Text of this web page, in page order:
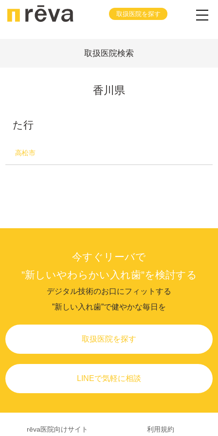
取扱医院を探す
取扱医院検索
香川県
た行
高松市
今すぐリーバで
”新しいやわらかい入れ歯”を検討する
デジタル技術のお口にフィットする
”新しい入れ歯”で健やかな毎日を
取扱医院を探す
LINEで気軽に相談
rēva医院向けサイト 利用規約